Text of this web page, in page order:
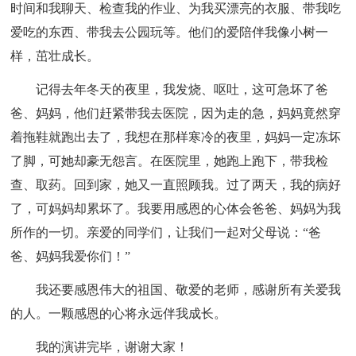
时间和我聊天、检查我的作业、为我买漂亮的衣服、带我吃
爱吃的东西、带我去公园玩等。他们的爱陪伴我像小树一
样，茁壮成长。
记得去年冬天的夜里，我发烧、呕吐，这可急坏了爸
爸、妈妈，他们赶紧带我去医院，因为走的急，妈妈竟然穿
着拖鞋就跑出去了，我想在那样寒冷的夜里，妈妈一定冻坏
了脚，可她却豪无怨言。在医院里，她跑上跑下，带我检
查、取药。回到家，她又一直照顾我。过了两天，我的病好
了，可妈妈却累坏了。我要用感恩的心体会爸爸、妈妈为我
所作的一切。亲爱的同学们，让我们一起对父母说：“爸
爸、妈妈我爱你们！”
我还要感恩伟大的祖国、敬爱的老师，感谢所有关爱我
的人。一颗感恩的心将永远伴我成长。
我的演讲完毕，谢谢大家！